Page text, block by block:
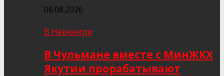
06.08.2026
В Нерюнгри
В Чульмане вместе с МинЖКХ
Якутии прорабатывают